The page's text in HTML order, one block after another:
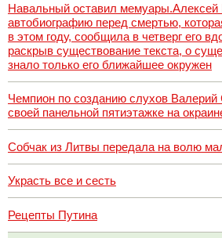
Навальный оставил
автобиографию перед смертью,
в этом году, сообщила в четверг его
раскрыв существование текста, о
знало только его ближайшее окружен
Чемпион по созданию слухов Валерий
своей панельной пятиэтажке на
Собчак из Литвы передала на волю
Украсть все и сесть
Рецепты Путина